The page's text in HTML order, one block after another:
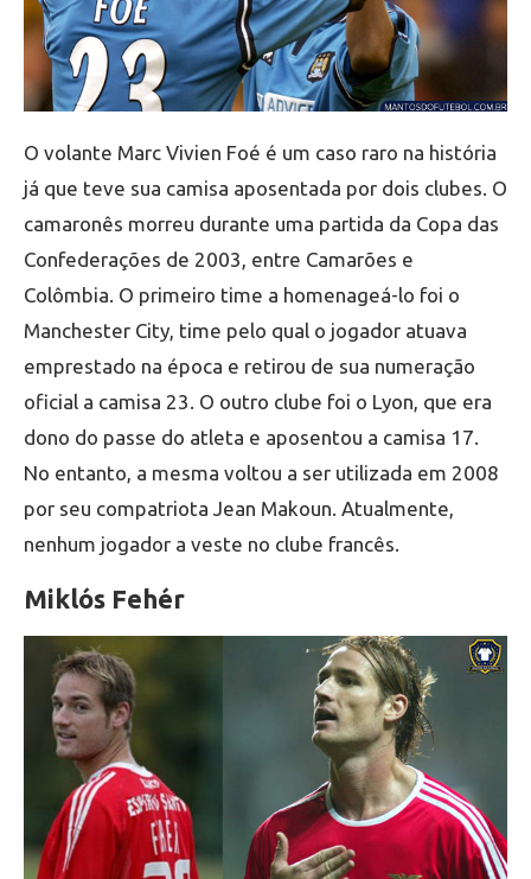
O volante Marc Vivien Foé é um caso raro na história
já que teve sua camisa aposentada por dois clubes. O
camaronês morreu durante uma partida da Copa das
Confederações de 2003, entre Camarões e
Colômbia. O primeiro time a homenageá-lo foi o
Manchester City, time pelo qual o jogador atuava
emprestado na época e retirou de sua numeração
oficial a camisa 23. O outro clube foi o Lyon, que era
dono do passe do atleta e aposentou a camisa 17.
No entanto, a mesma voltou a ser utilizada em 2008
por seu compatriota Jean Makoun. Atualmente,
nenhum jogador a veste no clube francês.
Miklós Fehér